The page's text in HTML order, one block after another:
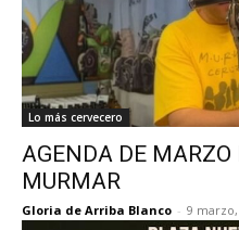
Lo más cervecero
AGENDA DE MARZO
MURMAR
Gloria de Arriba Blanco - 9 marzo,